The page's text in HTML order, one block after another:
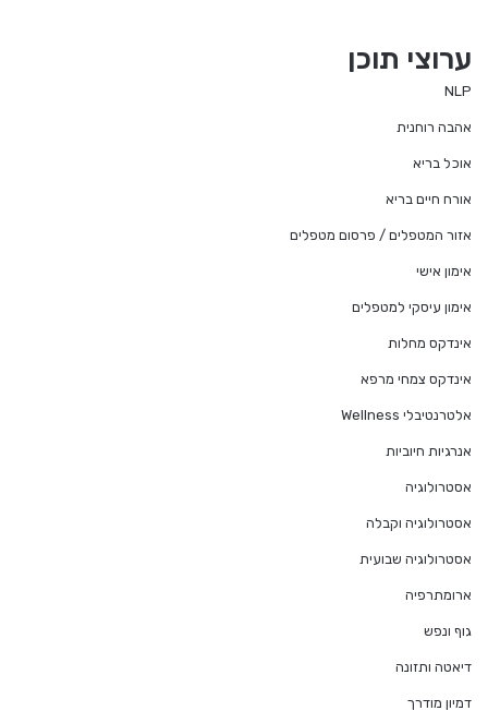
ערוצי תוכן
NLP
אהבה רוחנית
אוכל בריא
אורח חיים בריא
אזור המטפלים / פרסום מטפלים
אימון אישי
אימון עיסקי למטפלים
אינדקס מחלות
אינדקס צמחי מרפא
אלטרנטיבלי Wellness
אנרגיות חיוביות
אסטרולוגיה
אסטרולוגיה וקבלה
אסטרולוגיה שבועית
ארומתרפיה
גוף ונפש
דיאטה ותזונה
דמיון מודרך